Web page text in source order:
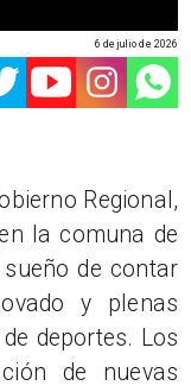
6 de julio de 2026
Regional,
la comuna de
de contar
y plenas
deportes. Los
de nuevas